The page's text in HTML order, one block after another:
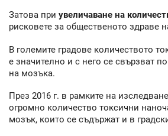
Затова при увеличаване на
рисковете за общественото здраве
В големите градове количеството
е значително и с него се свързват
на мозъка.
През 2016 г. в рамките на
огромно количество токсични
мозък, които се съдържат и в